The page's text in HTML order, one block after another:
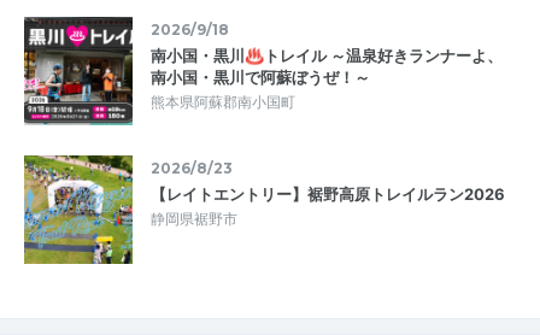
2026/9/18
南小国・黒川♨トレイル ～温泉好きランナーよ、
南小国・黒川で阿蘇ぼうぜ！～
熊本県阿蘇郡南小国町
2026/8/23
【レイトエントリー】裾野高原トレイルラン2026
静岡県裾野市